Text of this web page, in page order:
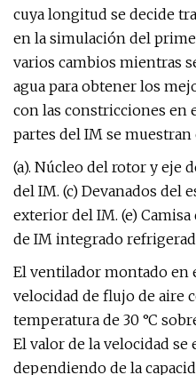
cuya longitud se decide
en la simulación del
varios cambios mientras
agua para obtener los
con las constricciones en
partes del IM se muestran
(a). Núcleo del rotor y eje
del IM. (c) Devanados del
exterior del IM. (e)
de IM integrado
El ventilador montado en
velocidad de flujo de aire
temperatura de 30 °C
El valor de la velocidad
dependiendo de la